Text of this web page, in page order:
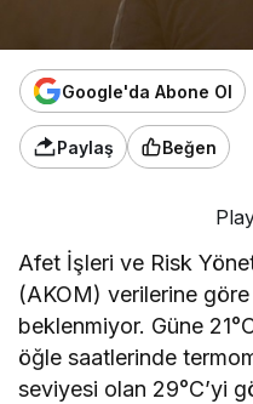
Google'da Abone Ol
Paylaş Beğen
Afet İşleri ve Risk
(AKOM) verilerine göre
beklenmiyor. Güne
öğle saatlerinde
seviyesi olan 29°C’yi